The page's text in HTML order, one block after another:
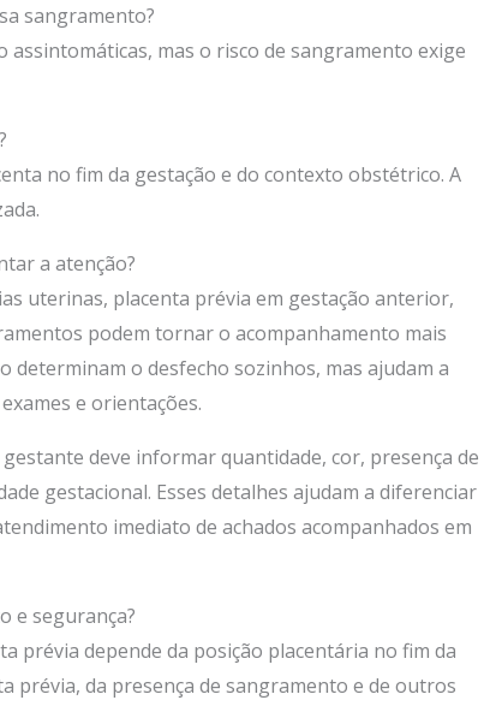
sangramento?
assintomáticas, mas o risco de sangramento exige
no fim da gestação e do contexto obstétrico. A
a atenção?
uterinas, placenta prévia em gestação anterior,
podem tornar o acompanhamento mais
determinam o desfecho sozinhos, mas ajudam a
e orientações.
deve informar quantidade, cor, presença de
gestacional. Esses detalhes ajudam a diferenciar
imediato de achados acompanhados em
e segurança?
prévia depende da posição placentária no fim da
prévia, da presença de sangramento e de outros